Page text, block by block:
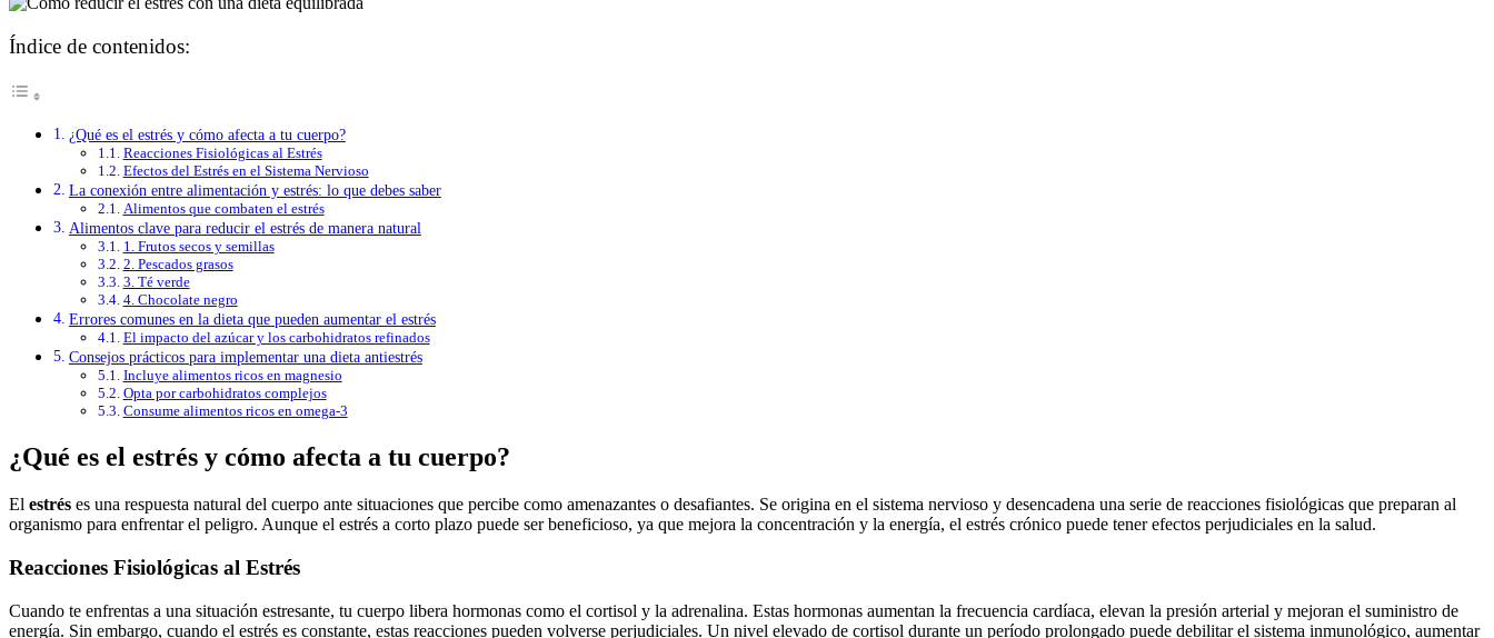
Índice de contenidos:
¿Qué es el estrés y cómo afecta a tu cuerpo?
Reacciones Fisiológicas al Estrés
Efectos del Estrés en el Sistema Nervioso
La conexión entre alimentación y estrés: lo que debes saber
Alimentos que combaten el estrés
Alimentos clave para reducir el estrés de manera natural
1. Frutos secos y semillas
2. Pescados grasos
3. Té verde
4. Chocolate negro
Errores comunes en la dieta que pueden aumentar el estrés
El impacto del azúcar y los carbohidratos refinados
Consejos prácticos para implementar una dieta antiestrés
Incluye alimentos ricos en magnesio
Opta por carbohidratos complejos
Consume alimentos ricos en omega-3
¿Qué es el estrés y cómo afecta a tu cuerpo?
El estrés es una respuesta natural del cuerpo ante situaciones que percibe como amenazantes o desafiantes. Se origina en el sistema nervioso y desencadena una serie de reacciones fisiológicas que preparan al
organismo para enfrentar el peligro. Aunque el estrés a corto plazo puede ser beneficioso, ya que mejora la concentración y la energía, el estrés crónico puede tener efectos perjudiciales en la salud.
Reacciones Fisiológicas al Estrés
Cuando te enfrentas a una situación estresante, tu cuerpo libera hormonas como el cortisol y la adrenalina. Estas hormonas aumentan la frecuencia cardíaca, elevan la presión arterial y mejoran el suministro de
energía. Sin embargo, cuando el estrés es constante, estas reacciones pueden volverse perjudiciales. Un nivel elevado de cortisol durante un período prolongado puede debilitar el sistema inmunológico, aumentar